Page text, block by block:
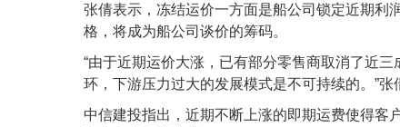
张倩表示，冻结运价一方面是船公司锁定近期利
格，将成为船公司谈价的筹码。
“由于近期运价大涨，已有部分零售商取消了近
环，下游压力过大的发展模式是不可持续的。”张
中信建投指出，近期不断上涨的即期运费使得客